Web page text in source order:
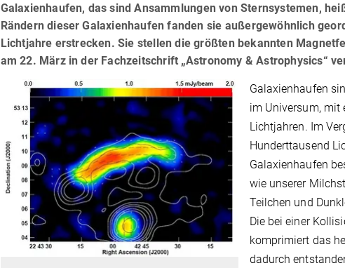
Galaxienhaufen, das sind Ansammlungen von Sternsystemen,
Rändern dieser Galaxienhaufen fanden sie außergewöhnlich
Lichtjahre erstrecken. Sie stellen die größten bekannten
am 22. März in der Fachzeitschrift „Astronomy & Astrophysics“
Galaxienhaufen
im Universum, mit
Lichtjahren. Im
Hunderttausend
Galaxienhaufen
wie unserer
Teilchen und
Die bei einer
komprimiert das
dadurch